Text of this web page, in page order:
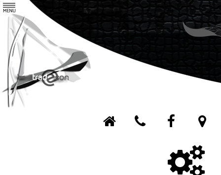
Tradeson
Agence
Contact
Nos services
Nos réalisations